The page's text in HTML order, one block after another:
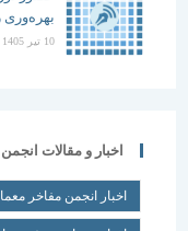
بهره‌وری را به
10 تیر 1405 / ۰ دیدگاه
اخبار و مقالات انجمن
اخبار انجمن مفاخر معماری